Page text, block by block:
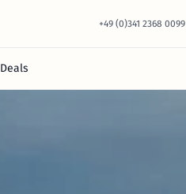
+49 (0)341 2368 0099
Deals